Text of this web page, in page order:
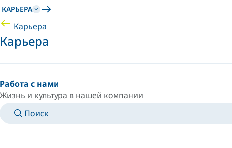
КАРЬЕРА
Карьера
Карьера
Работа с нами
Жизнь и культура в нашей компании
Поиск